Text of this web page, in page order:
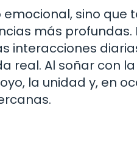
sino que
más profundas.
interacciones
real. Al soñar con
la unidad y, en